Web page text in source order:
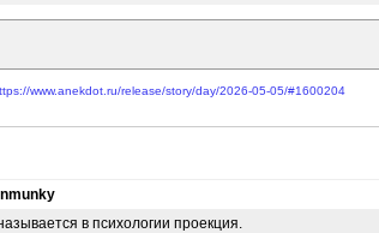
www.anekdot.ru/release/story/day/2026-05-05/#1600204
в психологии проекция.